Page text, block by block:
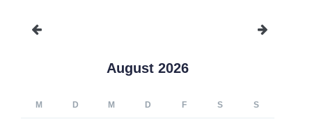
August 2026
M D M D F S S